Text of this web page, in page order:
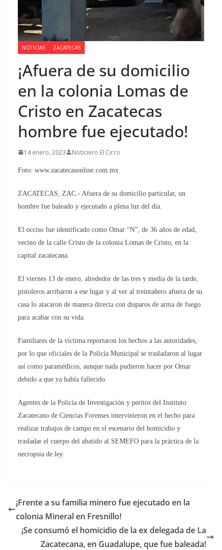
NOTICIAS ZACATECAS
¡Afuera de su domicilio
en la colonia Lomas de
Cristo en Zacatecas
hombre fue ejecutado!
14 enero, 2023 Noticiero El Circo
Foto: www.zacatecasonline.com.mx
ZACATECAS, ZAC.- Afuera de su domicilio particular, un
hombre fue baleado y ejecutado a plena luz del día.
El occiso fue identificado como Omar “N”, de 36 años de edad,
vecino de la calle Cristo de la colonia Lomas de Cristo, en la
capital zacatecana.
El viernes 13 de enero, alrededor de las tres y media de la tarde,
pistoleros arribaron a ese lugar y al ver al treintañero afuera de su
casa lo atacaron de manera directa con disparos de arma de fuego
para acabar con su vida.
Familiares de la víctima reportaron los hechos a las autoridades,
por lo que oficiales de la Policía Municipal se trasladaron al lugar
así como paramédicos, aunque nada pudieron hacer por Omar
debido a que ya había fallecido.
Agentes de la Policía de Investigación y peritos del Instituto
Zacatecano de Ciencias Forenses intervinieron en el hecho para
realizar trabajos de campo en el escenario del homicidio y
trasladar el cuerpo del abatido al SEMEFO para la práctica de la
necropsia de ley.
¡Frente a su familia minero fue ejecutado en la
colonia Mineral en Fresnillo!
¡Se consumó el homicidio de la ex delegada de La
Zacatecana, en Guadalupe, que fue baleada!